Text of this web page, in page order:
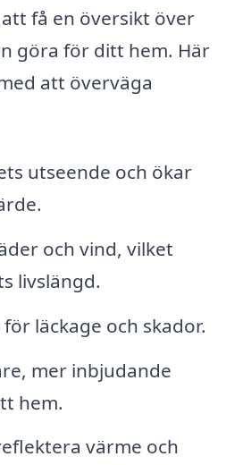
få en översikt över
göra för ditt hem. Här
att överväga
utseende och ökar
och vind, vilket
livslängd.
läckage och skador.
mer inbjudande
hem.
värme och